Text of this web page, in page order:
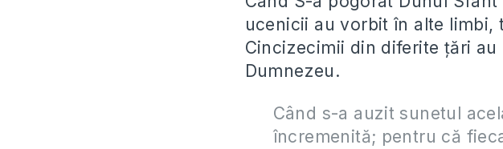
ucenicii au vorbit în alte limbi,
Cincizecimii din diferite țări
Dumnezeu.
Când s-a auzit sunetul
încremenită; pentru că